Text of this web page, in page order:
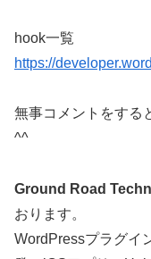
hook一覧
https://
無事コメントをする
^^
Ground Road
おります。
WordPressプラグイ